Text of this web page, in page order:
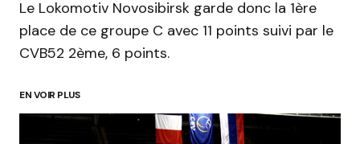
Le Lokomotiv Novosibirsk garde donc la 1ère
place de ce groupe C avec 11 points suivi par le
CVB52 2ème, 6 points.
EN VOIR PLUS